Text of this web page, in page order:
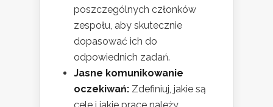
poszczególnych członków
zespołu, aby skutecznie
dopasować ich do
odpowiednich zadań.
Jasne komunikowanie
oczekiwań: Zdefiniuj, jakie są